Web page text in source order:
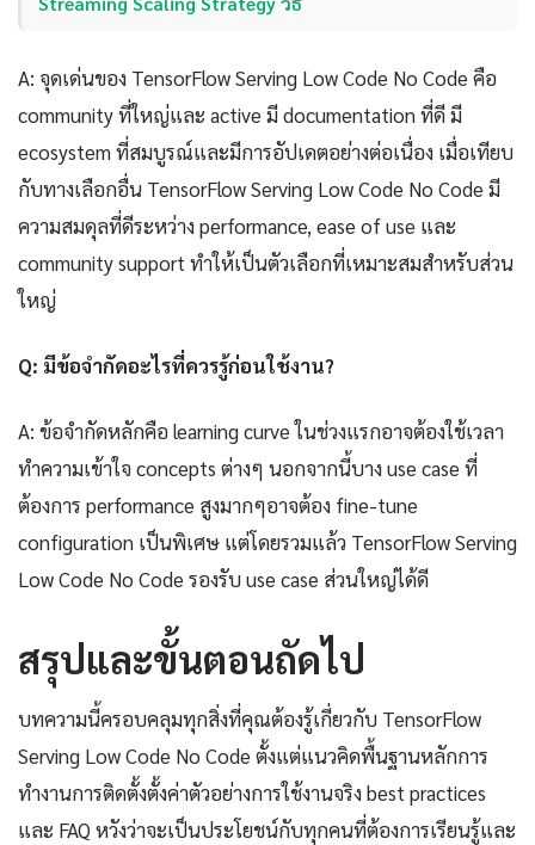
A: จุดเด่นของ TensorFlow Serving Low Code No Code คือ
community ที่ใหญ่และ active มี documentation ที่ดี มี
ecosystem ที่สมบูรณ์และมีการอัปเดตอย่างต่อเนื่อง เมื่อเทียบ
กับทางเลือกอื่น TensorFlow Serving Low Code No Code มี
ความสมดุลที่ดีระหว่าง performance, ease of use และ
community support ทำให้เป็นตัวเลือกที่เหมาะสมสำหรับส่วน
ใหญ่
Q: มีข้อจำกัดอะไรที่ควรรู้ก่อนใช้งาน?
A: ข้อจำกัดหลักคือ learning curve ในช่วงแรกอาจต้องใช้เวลา
ทำความเข้าใจ concepts ต่างๆ นอกจากนี้บาง use case ที่
ต้องการ performance สูงมากๆอาจต้อง fine-tune
configuration เป็นพิเศษ แต่โดยรวมแล้ว TensorFlow Serving
Low Code No Code รองรับ use case ส่วนใหญ่ได้ดี
สรุปและขั้นตอนถัดไป
บทความนี้ครอบคลุมทุกสิ่งที่คุณต้องรู้เกี่ยวกับ TensorFlow
Serving Low Code No Code ตั้งแต่แนวคิดพื้นฐานหลักการ
ทำงานการติดตั้งตั้งค่าตัวอย่างการใช้งานจริง best practices
และ FAQ หวังว่าจะเป็นประโยชน์กับทุกคนที่ต้องการเรียนรู้และ